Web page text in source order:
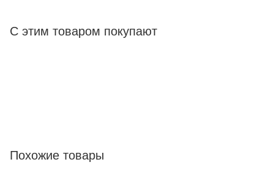
С этим товаром покупают
Похожие товары